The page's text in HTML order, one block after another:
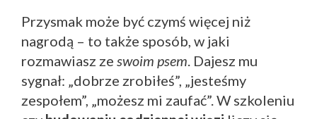
Przysmak może być czymś więcej niż
nagrodą – to także sposób, w jaki
rozmawiasz ze swoim psem . Dajesz mu
sygnał: „dobrze zrobiłeś”, „jesteśmy
zespołem”, „możesz mi zaufać”. W szkoleniu